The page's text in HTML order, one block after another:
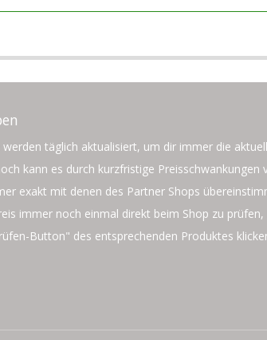
werden täglich aktualisiert, um dir immer die
kann es durch kurzfristige Preisschwankungen
exakt mit denen des Partner Shops
immer noch einmal direkt beim Shop zu prüfen,
Button" des entsprechenden Produktes